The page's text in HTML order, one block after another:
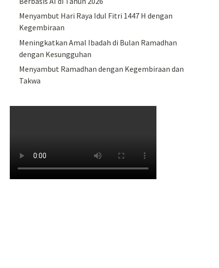
Menyambut Hari Raya Idul Fitri 1447 H dengan
Kegembiraan
Meningkatkan Amal Ibadah di Bulan Ramadhan
dengan Kesungguhan
Menyambut Ramadhan dengan Kegembiraan dan
Takwa